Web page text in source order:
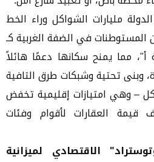
مليارات الشواكل وراء الخط
في الضفة الغربية كـ
مما يمنح سكانها دعمًا هائلاً
وبنى تحتية وشبكات طرق التافية
– وهي امتيازات إقليمية تخفض
قيمة العقارات لأقوام وفئات
الاقتصادي لميزانية